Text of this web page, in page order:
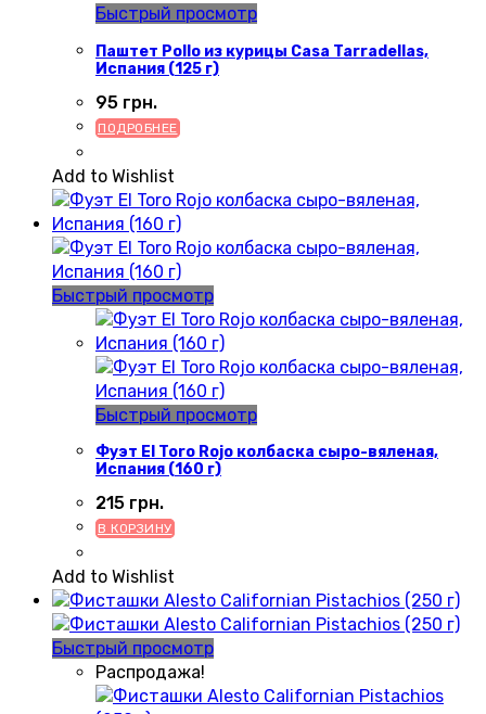
Быстрый просмотр
Паштет Pollo из курицы Casa Tarradellas,
Испания (125 г)
95 грн.
ПОДРОБНЕЕ
Add to Wishlist
Быстрый просмотр
Быстрый просмотр
Фуэт El Toro Rojo колбаска сыро-вяленая,
Испания (160 г)
215 грн.
В КОРЗИНУ
Add to Wishlist
Быстрый просмотр
Распродажа!